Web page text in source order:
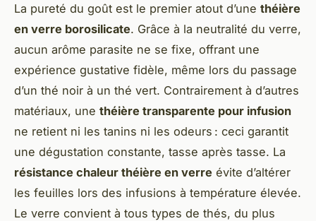
La pureté du goût est le premier atout d’une théière
en verre borosilicate. Grâce à la neutralité du verre,
aucun arôme parasite ne se fixe, offrant une
expérience gustative fidèle, même lors du passage
d’un thé noir à un thé vert. Contrairement à d’autres
matériaux, une théière transparente pour infusion
ne retient ni les tanins ni les odeurs : ceci garantit
une dégustation constante, tasse après tasse. La
résistance chaleur théière en verre évite d’altérer
les feuilles lors des infusions à température élevée.
Le verre convient à tous types de thés, du plus